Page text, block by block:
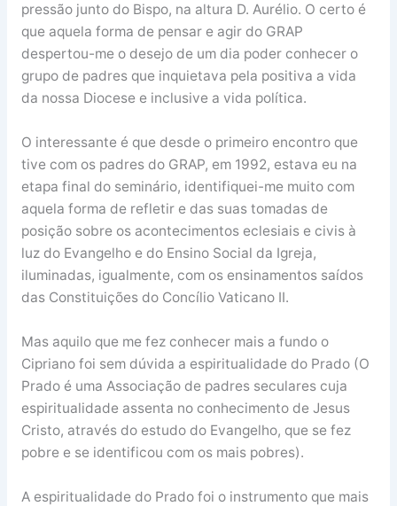
pressão junto do Bispo, na altura D. Aurélio. O certo é
que aquela forma de pensar e agir do GRAP
despertou-me o desejo de um dia poder conhecer o
grupo de padres que inquietava pela positiva a vida
da nossa Diocese e inclusive a vida política.
O interessante é que desde o primeiro encontro que
tive com os padres do GRAP, em 1992, estava eu na
etapa final do seminário, identifiquei-me muito com
aquela forma de refletir e das suas tomadas de
posição sobre os acontecimentos eclesiais e civis à
luz do Evangelho e do Ensino Social da Igreja,
iluminadas, igualmente, com os ensinamentos saídos
das Constituições do Concílio Vaticano II.
Mas aquilo que me fez conhecer mais a fundo o
Cipriano foi sem dúvida a espiritualidade do Prado (O
Prado é uma Associação de padres seculares cuja
espiritualidade assenta no conhecimento de Jesus
Cristo, através do estudo do Evangelho, que se fez
pobre e se identificou com os mais pobres).
A espiritualidade do Prado foi o instrumento que mais